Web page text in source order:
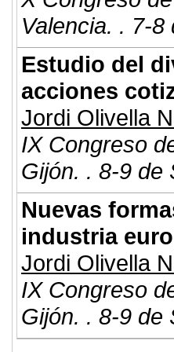
Valencia. . 7-8
Estudio del
acciones
Jordi Olivella
IX Congreso
Gijón. . 8-9 de
Nuevas
industria
Jordi Olivella
IX Congreso
Gijón. . 8-9 de